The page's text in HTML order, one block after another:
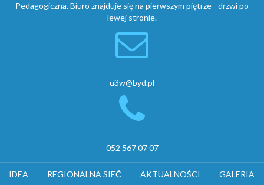
Pedagogiczna. Biuro znajduje się na pierwszym piętrze - drzwi po
lewej stronie.
u3w@byd.pl
052 567 07 07
IDEA REGIONALNA SIEĆ AKTUALNOŚCI GALERIA